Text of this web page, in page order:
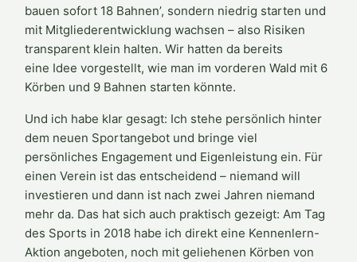
bauen sofort 18 Bahnen’, sondern niedrig starten und
mit Mitgliederentwicklung wachsen – also Risiken
transparent klein halten. Wir hatten da bereits
eine Idee vorgestellt, wie man im vorderen Wald mit 6
Körben und 9 Bahnen starten könnte.
Und ich habe klar gesagt: Ich stehe persönlich hinter
dem neuen Sportangebot und bringe viel
persönliches Engagement und Eigenleistung ein. Für
einen Verein ist das entscheidend – niemand will
investieren und dann ist nach zwei Jahren niemand
mehr da. Das hat sich auch praktisch gezeigt: Am Tag
des Sports in 2018 habe ich direkt eine Kennenlern-
Aktion angeboten, noch mit geliehenen Körben von